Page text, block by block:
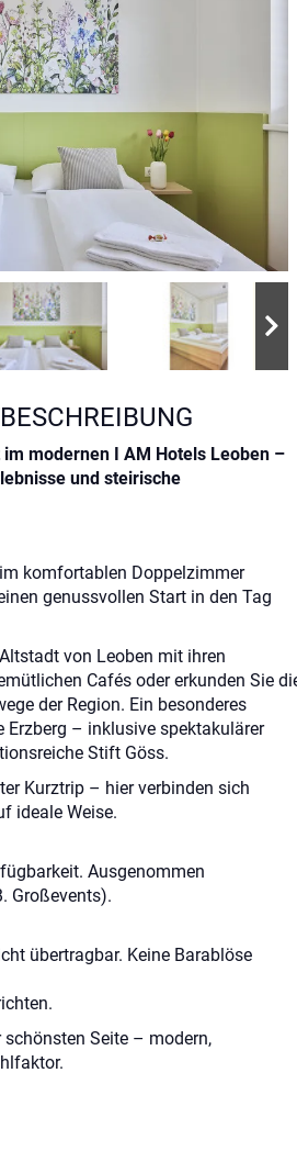
im modernen I AM Hotels Leoben–
und steirische
komfortablen Doppelzimmer
genussvollen Start in den Tag
von Leoben mit ihren
Cafés oder erkunden Sie
der Region. Ein besonderes
Erzberg – inklusive spektakulärer
Stift Göss.
Kurztrip – hier verbinden sich
ideale Weise.
Ausgenommen
Großevents).
übertragbar. Keine Barablöse
schönsten Seite – modern,